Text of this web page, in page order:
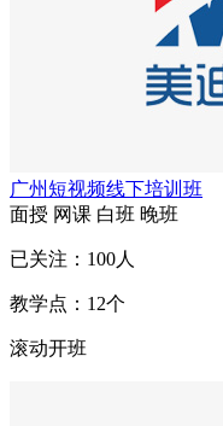
广州短视频线下培训班
面授 网课 白班 晚班
已关注： 100人
教学点： 12个
滚动开班